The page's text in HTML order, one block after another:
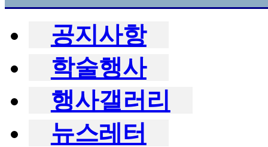
공지사항
학술행사
행사갤러리
뉴스레터